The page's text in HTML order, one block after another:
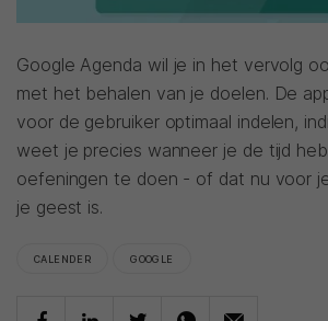
Google Agenda wil je in het vervolg
met het behalen van je doelen. De
voor de gebruiker optimaal indelen,
weet je precies wanneer je de tijd
oefeningen te doen - of dat nu voor
je geest is.
CALENDER GOOGLE